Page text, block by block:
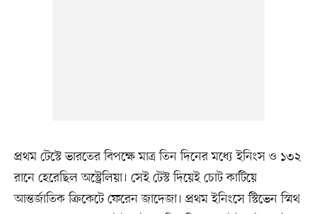
প্রথম টেস্টে ভারতের বিপক্ষে মাত্র তিন দিনের মধ্যে ইনিংস ও ১৩২
রানে হেরেছিল অস্ট্রেলিয়া। সেই টেস্ট দিয়েই চোট কাটিয়ে
আন্তর্জাতিক ক্রিকেটে ফেরেন জাদেজা। প্রথম ইনিংসে স্টিভেন স্মিথ